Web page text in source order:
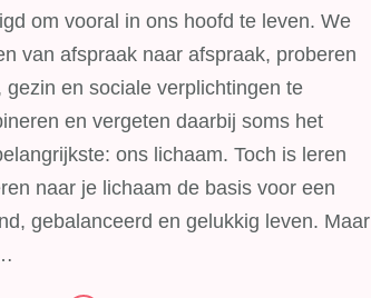
om vooral in ons hoofd te leven. We
van afspraak naar afspraak, proberen
gezin en sociale verplichtingen te
en vergeten daarbij soms het
ons lichaam. Toch is leren
naar je lichaam de basis voor een
gebalanceerd en gelukkig leven. Maar